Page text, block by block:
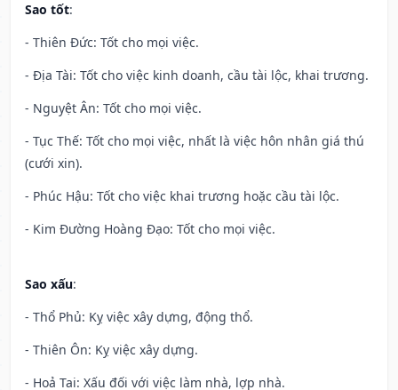
Sao tốt:
- Thiên Đức: Tốt cho mọi việc.
- Địa Tài: Tốt cho việc kinh doanh, cầu tài lộc, khai trương.
- Nguyệt Ân: Tốt cho mọi việc.
- Tục Thế: Tốt cho mọi việc, nhất là việc hôn nhân giá thú
(cưới xin).
- Phúc Hậu: Tốt cho việc khai trương hoặc cầu tài lộc.
- Kim Đường Hoàng Đạo: Tốt cho mọi việc.
Sao xấu:
- Thổ Phủ: Kỵ việc xây dựng, động thổ.
- Thiên Ôn: Kỵ việc xây dựng.
- Hoả Tai: Xấu đối với việc làm nhà, lợp nhà.